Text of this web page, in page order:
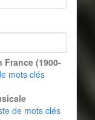
France (1900-
mots clés
de mots clés